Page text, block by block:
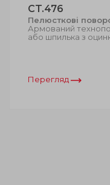
CT.476
Пелюсткові
Армований
або шпилька з
Перегляд